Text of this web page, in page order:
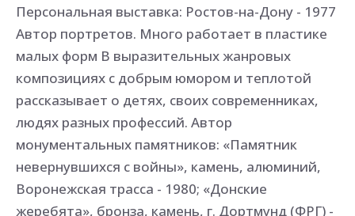
Персональная выставка: Ростов-на-Дону - 1977
Автор портретов. Много работает в пластике
малых форм В выразительных жанровых
композициях с добрым юмором и теплотой
рассказывает о детях, своих современниках,
людях разных профессий. Автор
монументальных памятников: «Памятник
невернувшихся с войны», камень, алюминий,
Воронежская трасса - 1980; «Донские
жеребята», бронза, камень, г. Дортмунд (ФРГ) -